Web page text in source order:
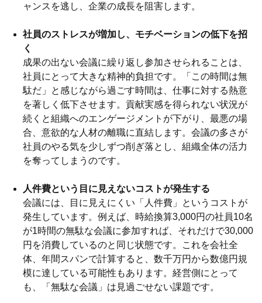
ャンスを逃し、企業の成長を阻害します。
社員のストレスが増加し、モチベーションの低下を招
く
成果の出ない会議に繰り返し参加させられることは、
社員にとって大きな精神的負担です。「この時間は無
駄だ」と感じながら過ごす時間は、仕事に対する熱意
を著しく低下させます。貢献実感を得られない状況が
続くと組織へのエンゲージメントが下がり、最悪の場
合、意欲的な人材の離職に直結します。会議の多さが
社員のやる気を少しずつ削ぎ落とし、組織全体の活力
を奪ってしまうのです。
人件費という目に見えないコストが発生する
会議には、目に見えにくい「人件費」というコストが
発生しています。例えば、時給換算3,000円の社員10名
が1時間の無駄な会議に参加すれば、それだけで30,000
円を消費しているのと同じ状態です。これを会社全
体、年間スパンで計算すると、数千万円から数億円規
模に達している可能性もあります。経営側にとって
も、「無駄な会議」は見過ごせない課題です。